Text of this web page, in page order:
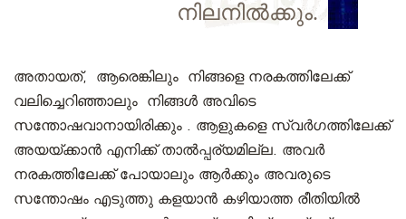
നിലനിൽക്കും.
അതായത്, ആരെങ്കിലും നിങ്ങളെ നരകത്തിലേക്ക്
വലിച്ചെറിഞ്ഞാലും നിങ്ങൾ അവിടെ
സന്തോഷവാനായിരിക്കും . ആളുകളെ സ്വർഗത്തിലേക്ക്
അയയ്‌ക്കാൻ എനിക്ക് താൽപ്പര്യമില്ല. അവർ
നരകത്തിലേക്ക് പോയാലും ആർക്കും അവരുടെ
സന്തോഷം എടുത്തു കളയാൻ കഴിയാത്ത രീതിയിൽ